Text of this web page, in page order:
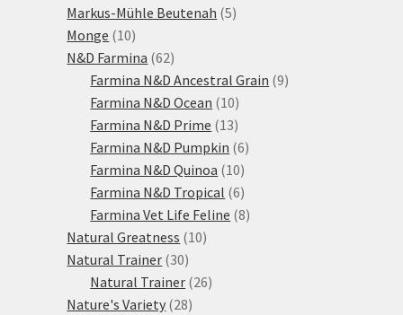
produktů
Markus-Mühle Beutenah 55
Monge 1010
produktů
N&D Farmina 6262
produktů
Farmina N&D Ancestral Grain 99
Farmina N&D Ocean 1010
produktů
Farmina N&D Prime 1313
produktů
Farmina N&D Pumpkin 66
Farmina N&D Quinoa 1010
produktů
Farmina N&D Tropical 66
produktů
Farmina Vet Life Feline 88
Natural Greatness 1010
Natural Trainer 3030
produktů
Natural Trainer 2626
Nature's Variety 2828